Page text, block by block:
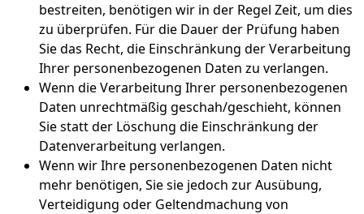
bestreiten, benötigen wir in der Regel Zeit, um dies
zu überprüfen. Für die Dauer der Prüfung haben
Sie das Recht, die Einschränkung der Verarbeitung
Ihrer personenbezogenen Daten zu verlangen.
Wenn die Verarbeitung Ihrer personenbezogenen
Daten unrechtmäßig geschah/geschieht, können
Sie statt der Löschung die Einschränkung der
Datenverarbeitung verlangen.
Wenn wir Ihre personenbezogenen Daten nicht
mehr benötigen, Sie sie jedoch zur Ausübung,
Verteidigung oder Geltendmachung von